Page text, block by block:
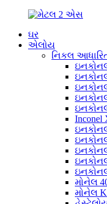
ઘર
એલોય
નિકલ
Inconel
મોનેલ
મોનેલ